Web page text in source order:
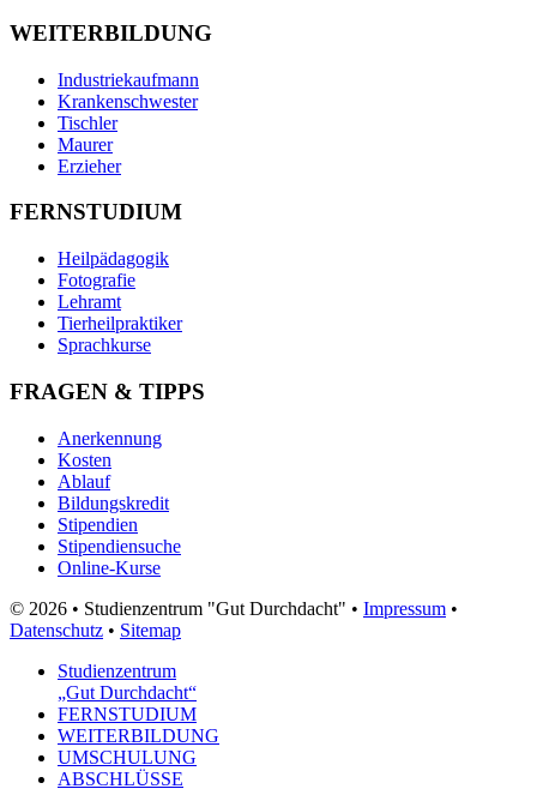
WEITERBILDUNG
Industriekaufmann
Krankenschwester
Tischler
Maurer
Erzieher
FERNSTUDIUM
Heilpädagogik
Fotografie
Lehramt
Tierheilpraktiker
Sprachkurse
FRAGEN & TIPPS
Anerkennung
Kosten
Ablauf
Bildungskredit
Stipendien
Stipendiensuche
Online-Kurse
© 2026 • Studienzentrum "Gut Durchdacht" • Impressum •
Datenschutz • Sitemap
Studienzentrum
„Gut Durchdacht“
FERNSTUDIUM
WEITERBILDUNG
UMSCHULUNG
ABSCHLÜSSE